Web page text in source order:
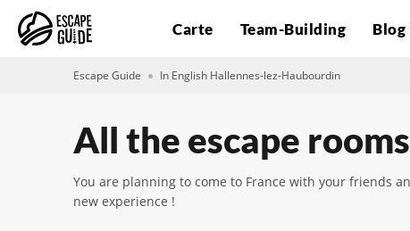
Carte Team-Building Blog
Escape Guide In English Hallennes-lez-Haubourdin
All the escape
You are planning to come to France with your friends
new experience !